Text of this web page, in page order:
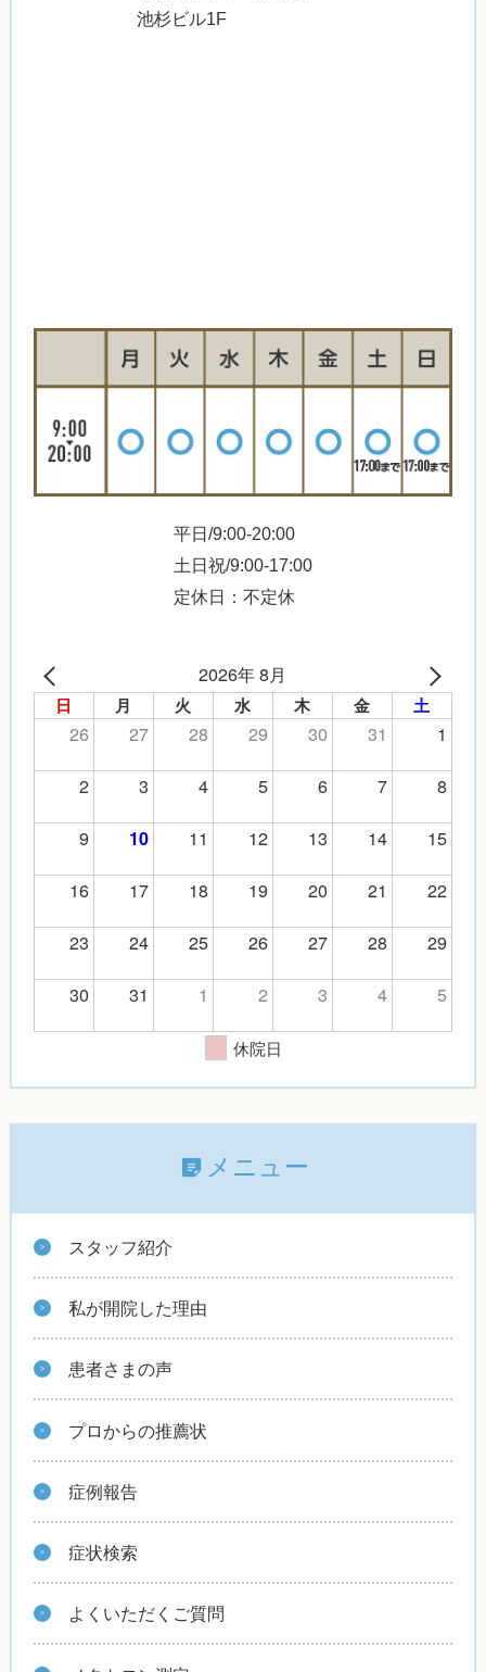
池杉ビル1F
平日/9:00-20:00
土日祝/9:00-17:00
定休日：不定休
2026年 8月
日 月 火 水 木 金 土
26 27 28 29 30 31
1
2
3 4 5 6 7
8
9
10 11 12 13 14
15
16
17 18 19 20 21
22
23
24 25 26 27 28
29
30
31 1 2 3 4 5
休院日
メニュー
スタッフ紹介
私が開院した理由
患者さまの声
プロからの推薦状
症例報告
症状検索
よくいただくご質問